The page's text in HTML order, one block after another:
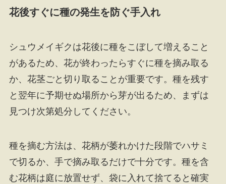
花後すぐに種の発生を防ぐ手入れ
シュウメイギクは花後に種をこぼして増えること
があるため、花が終わったらすぐに種を摘み取る
か、花茎ごと切り取ることが重要です。種を残す
と翌年に予期せぬ場所から芽が出るため、まずは
見つけ次第処分してください。
種を摘む方法は、花柄が萎れかけた段階でハサミ
で切るか、手で摘み取るだけで十分です。種を含
む花柄は庭に放置せず、袋に入れて捨てると確実